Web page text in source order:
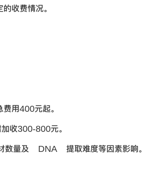
收费情况。
用400元起。
收300-800元。
材数量及 DNA 提取难度等因素影响。